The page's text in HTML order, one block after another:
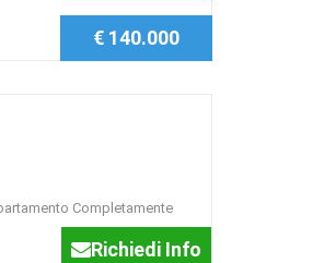
€ 140.000
Completamente
Richiedi Info